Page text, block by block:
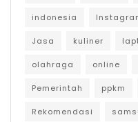
indonesia
Jasa kuliner
olahraga online
Pemerintah ppkm
Rekomendasi